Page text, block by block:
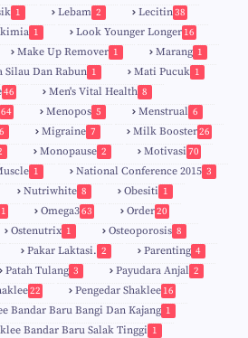
1 Lebam 2 Lecitin38
1 Look Younger Longer 16
Make Up Remover 1 Marang 1
Silau Dan Rabun 1 Mati Pucuk 1
46 Men's Vital Health 8
64 Menopos 5 Menstrual 6
6 Migraine 7 Milk Booster26
Monopause 2 Motivasi 70
1 National Conference 2015 3
Nutriwhite 8 Obesiti 1
Omega363 Order20
Ostenutrix 1 Osteoporosis 8
Pakar Laktasi. 2 Parenting 4
Patah Tulang 3 Payudara Anjal 2
22
9
Pengedar Shaklee 16
5
Bandar Baru Bangi Dan Kajang 1
Bandar Baru Salak Tinggi 1